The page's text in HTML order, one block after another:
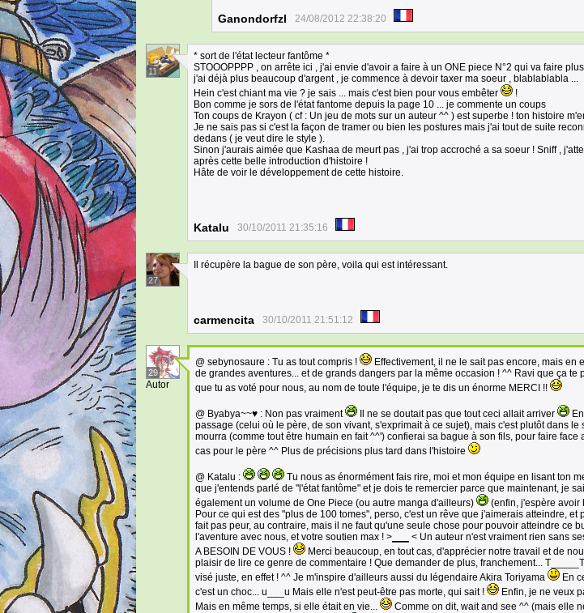
Ganondorfzl 24/08/2012 22:38:20
11
* sort de l'état lecteur fantôme *
STOOOPPPP , on arrête ici , j'ai envie d'avoir a faire à un ONE piece N°2 qui va faire
j'ai déjà plus beaucoup d'argent , je commence à devoir taxer ma soeur , blablablabla ...
Hein c'est chiant ma vie ? je sais ... mais c'est bien pour vous embêter
!
Bon comme je sors de l'état fantome depuis la page 10 ... je commente un coups
Ton coups de Krayon ( cf : Un jeu de mots sur un auteur ^^ ) est superbe ! ton histoire
Je ne sais pas si c'est la façon de tramer ou bien les postures mais j'ai tout de suite
dedans ( je veut dire le style ).
Sinon j'aurais aimée que Kashaa de meurt pas , j'ai trop accroché a sa soeur ! Sniff ,
après cette belle introduction d'histoire !
Hâte de voir le développement de cette histoire.
Katalu 30/10/2011 21:35:16
27
Il récupère la bague de son père, voila qui est intéressant.
carmencita 30/10/2011 21:51:12
29
Autor
@ sebynosaure : Tu as tout compris !
Effectivement, il ne le sait pas encore, mais en
de grandes aventures... et de grands dangers par la même occasion ! ^^ Ravi que ça te
que tu as voté pour nous, au nom de toute l'équipe, je te dis un énorme MERCI !!
@ Byabya~~♥ : Non pas vraiment Il ne se doutait pas que tout ceci allait arriver
passage (celui où le père, de son vivant, s'exprimait à ce sujet), mais c'est plutôt dans le
mourra (comme tout être humain en fait ^^') confierai sa bague à son fils, pour faire face
cas pour le père ^^ Plus de précisions plus tard dans l'histoire
@ Katalu : Tu nous as énormément fais rire, moi et mon équipe en lisant ton
que j'entends parlé de "l'état fantôme" et je dois te remercier parce que maintenant, je
également un volume de One Piece (ou autre manga d'ailleurs)
(enfin, j'espère avoir
Pour ce qui est des "plus de 100 tomes", perso, c'est un rêve que j'aimerais atteindre, et
fait pas peur, au contraire, mais il ne faut qu'une seule chose pour pouvoir atteindre ce
l'aventure avec nous, et votre soutien max ! >
< Un auteur n'est vraiment rien sans
A BESOIN DE VOUS !
Merci beaucoup, en tout cas, d'apprécier notre travail et de
plaisir de lire ce genre de commentaire ! Que demander de plus, franchement...
visé juste, en effet ! ^^ Je m'inspire d'ailleurs aussi du légendaire Akira Toriyama
En
c'est un choc... u___u Mais elle n'est peut-être pas morte, qui sait !
Enfin, je ne veux
Mais en même temps, si elle était en vie...
Comme on dit, wait and see ^^ (mais elle